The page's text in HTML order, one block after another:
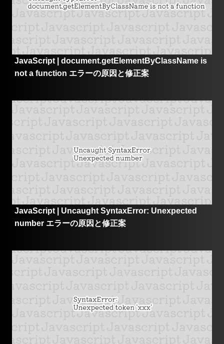
JavaScript | document.getElementByClassName is
not a function エラーの原因と修正案
JavaScript | Uncaught SyntaxError: Unexpected
number エラーの原因と修正案